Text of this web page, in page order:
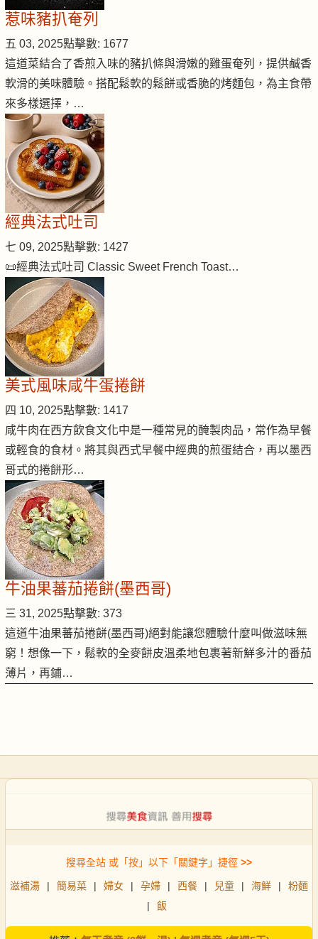
惹味豬扒奄列
五 03, 2025點擊數: 1677
這道菜結合了香煎入味的豬扒條與滑嫩的雞蛋奄列，提供鹹香
軟滑的美味體驗。搭配鬆軟的鬆餅或香脆的烤麵包，為主食帶
來多樣選擇，…
經典法式吐司
七 09, 2025點擊數: 1427
📜經典法式吐司 Classic Sweet French Toast…
美式風味咸牛蛋捲餅
四 10, 2025點擊數: 1417
咸牛肉在西方飲食文化中是一種常見的醃製肉品，常作為早餐
或輕食的食材。將其與西式早餐中經典的煎蛋結合，再以墨西
哥式的捲餅形…
牛油果蕃茄捲餅(墨西哥)
三 31, 2025點擊數: 373
這道牛油果蕃茄捲餅(墨西哥)絕對能讓您體驗什麼叫做滋味無
窮！想像一下，鬆軟的全麥餅皮溫柔地包裹著新鮮多汁的番茄
薄片，再鋪…
搜尋全站 或「按」以下「關鍵字」捷徑 >>
滋補湯 | 簡易菜 | 婦女 | 孕婦 | 西餐 | 兒童 | 海鮮 |
粉麵
|
飯